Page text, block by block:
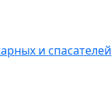
и спасателей